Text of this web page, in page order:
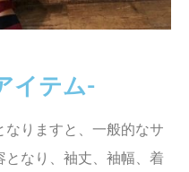
イテム-
りますと、一般的なサ
なり、袖丈、袖幅、着